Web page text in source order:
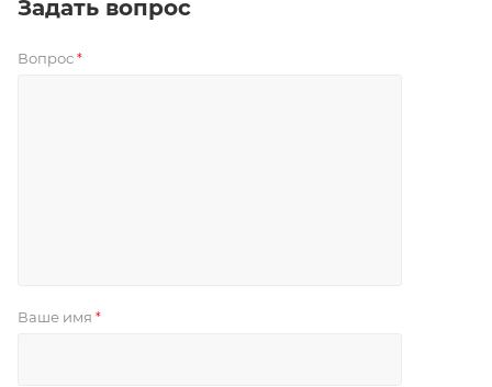
Задать вопрос
Вопрос *
Ваше имя *